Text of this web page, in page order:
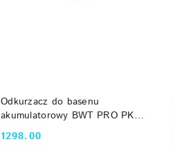
Odkurzacz do basenu
akumulatorowy BWT PRO PK
Giant
Cena:
1298.00
DO KOSZYKA